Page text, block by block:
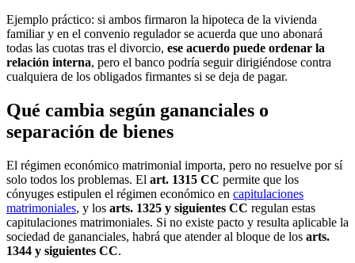
Ejemplo práctico: si ambos firmaron la hipoteca de la vivienda
familiar y en el convenio regulador se acuerda que uno abonará
todas las cuotas tras el divorcio, ese acuerdo puede ordenar la
relación interna, pero el banco podría seguir dirigiéndose contra
cualquiera de los obligados firmantes si se deja de pagar.
Qué cambia según gananciales o
separación de bienes
El régimen económico matrimonial importa, pero no resuelve por sí
solo todos los problemas. El art. 1315 CC permite que los
cónyuges estipulen el régimen económico en capitulaciones
matrimoniales, y los arts. 1325 y siguientes CC regulan estas
capitulaciones matrimoniales. Si no existe pacto y resulta aplicable la
sociedad de gananciales, habrá que atender al bloque de los arts.
1344 y siguientes CC.